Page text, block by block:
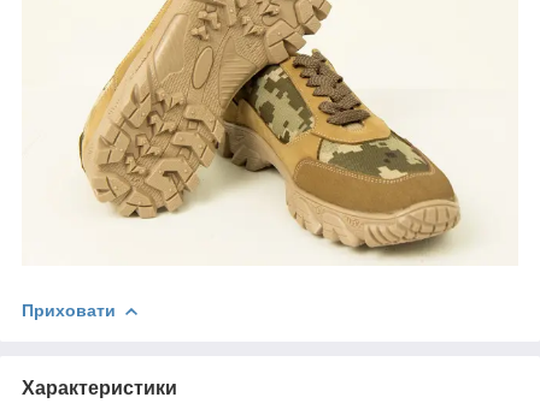
Приховати
Характеристики